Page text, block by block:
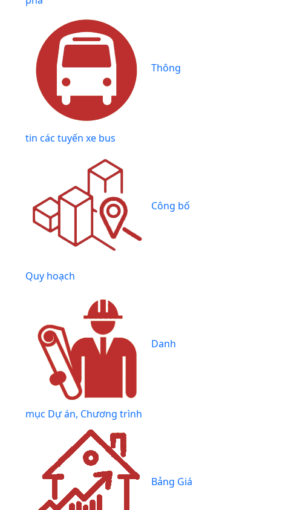
Thông
tin các tuyến xe bus
Công bố
Quy hoạch
Danh
mục Dự án, Chương trình
Bảng Giá